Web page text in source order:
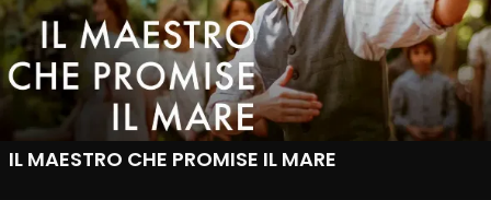
IL MAESTRO CHE PROMISE IL MARE